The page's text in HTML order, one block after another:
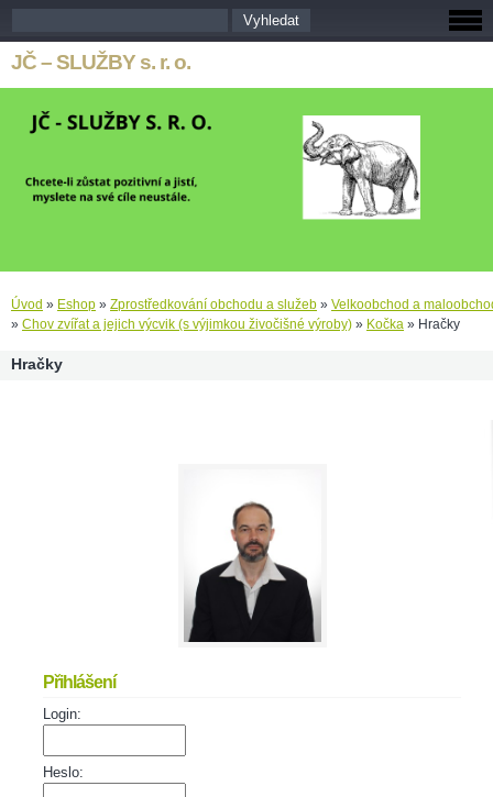
JČ – SLUŽBY s. r. o.
Úvod » Eshop » Zprostředkování obchodu a služeb » Velkoobchod a
» Chov zvířat a jejich výcvik (s výjimkou živočišné výroby) » Kočka » Hračky
Hračky
Přihlášení
Login:
Heslo: